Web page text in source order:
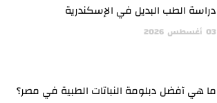
دراسة الطب البديل في الإسكندرية
03 أغسطس 2026
ما هي أفضل دبلومة النباتات الطبية في مصر؟